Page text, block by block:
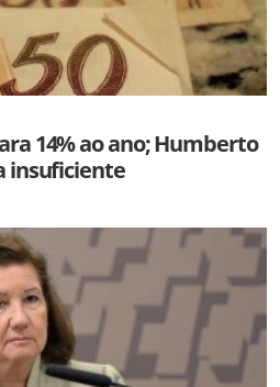
14% ao ano; Humberto
insuficiente